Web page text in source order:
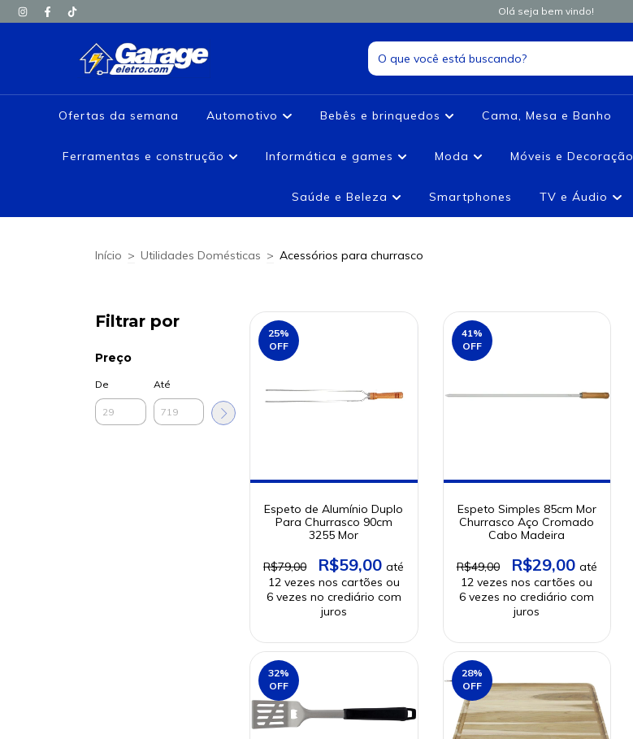
Olá seja bem vindo!
Ofertas da semana Automotivo Bebês e brinquedos Cama, Mesa e Banho
Ferramentas e construção Informática e games Moda Móveis e Decoração
Saúde e Beleza Smartphones TV e Áudio
Início > Utilidades Domésticas > Acessórios para churrasco
Filtrar por
Preço
De Até
25%
OFF
Espeto de Alumínio Duplo
Para Churrasco 90cm
3255 Mor
R$79,00 R$59,00
41%
OFF
Espeto Simples 85cm Mor
Churrasco Aço Cromado
Cabo Madeira
R$49,00 R$29,00
32%
OFF
28%
OFF